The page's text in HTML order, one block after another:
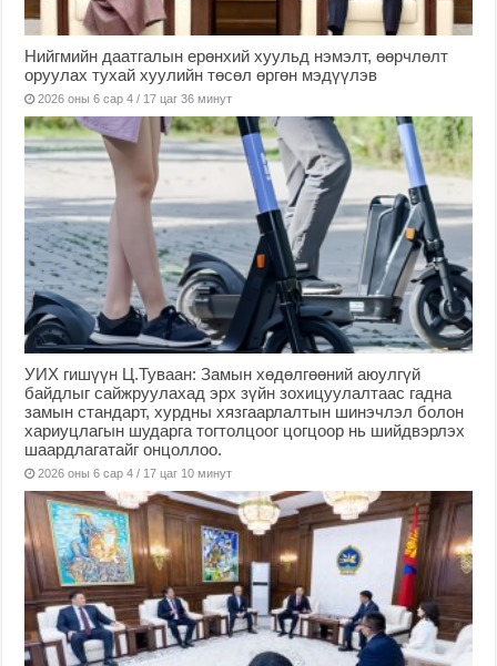
Нийгмийн даатгалын ерөнхий хуульд нэмэлт, өөрчлөлт
оруулах тухай хуулийн төсөл өргөн мэдүүлэв
2026 оны 6 сар 4 / 17 цаг 36 минут
УИХ гишүүн Ц.Туваан: Замын хөдөлгөөний аюулгүй
байдлыг сайжруулахад эрх зүйн зохицуулалтаас гадна
замын стандарт, хурдны хязгаарлалтын шинэчлэл болон
хариуцлагын шударга тогтолцоог цогцоор нь шийдвэрлэх
шаардлагатайг онцоллоо.
2026 оны 6 сар 4 / 17 цаг 10 минут